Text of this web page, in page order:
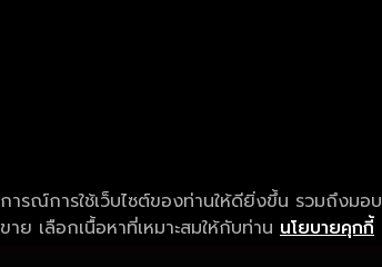
ารณ์การใช้เว็บไซต์ของท่านให้ดียิ่งขึ้น รวมถึงมอบ
ย เลือกเนื้อหาที่เหมาะสมให้กับท่าน นโยบายคุกกี้